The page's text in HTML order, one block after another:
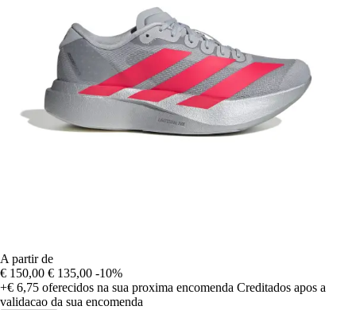
A partir de
€ 150,00 € 135,00 -10%
+€ 6,75 oferecidos na sua proxima encomenda Creditados apos a
validacao da sua encomenda